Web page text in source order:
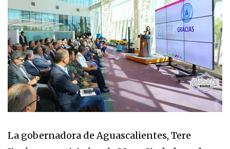
La gobernadora de Aguascalientes, Tere